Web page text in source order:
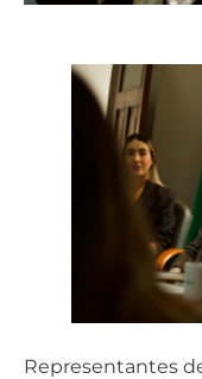
Representantes